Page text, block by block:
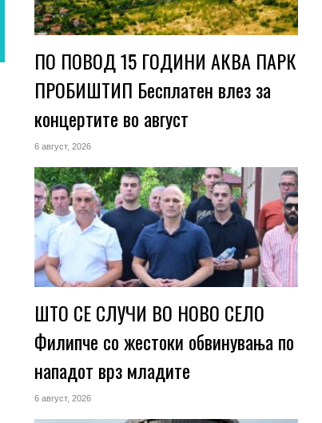
ПО ПОВОД 15 ГОДИНИ АКВА ПАРК
ПРОБИШТИП Бесплатен влез за
концертите во август
6 август, 2026
ШТО СЕ СЛУЧИ ВО НОВО СЕЛО
Филипче со жестоки обвинувања по
нападот врз младите
6 август, 2026